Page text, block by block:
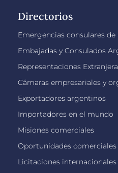
Directorios
Emergencias consulares
Embajadas y Consulados
Representaciones
Cámaras empresariales y
Exportadores argentinos
Importadores en el mundo
Misiones comerciales
Oportunidades comerciales
Licitaciones internacionales